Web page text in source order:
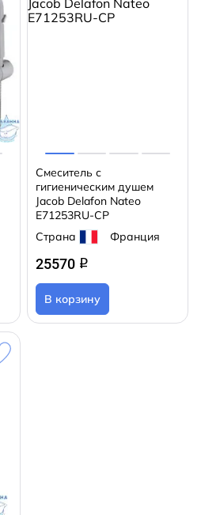
Смеситель с
гигиеническим душем
Jacob Delafon Nateo
E71253RU-CP
Страна
Франция
25570 q
В корзину